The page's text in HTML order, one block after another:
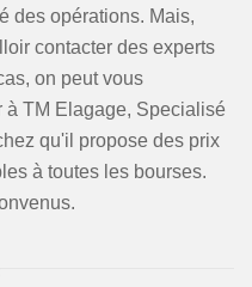
des opérations. Mais,
contacter des experts
on peut vous
à TM Elagage, Specialisé
qu'il propose des prix
à toutes les bourses.